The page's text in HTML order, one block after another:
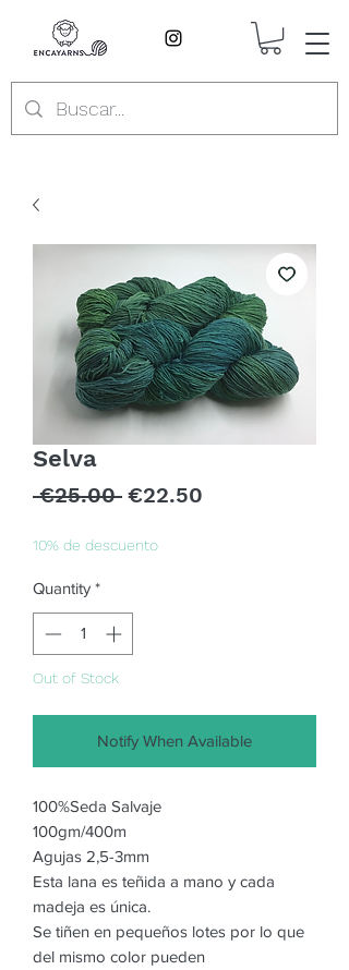
Selva
€25.00 Regular
€22.50
10% de descuento
Quantity *
Out of Stock
Notify When Available
100%Seda Salvaje
100gm/400m
Agujas 2,5-3mm
Esta lana es teñida a mano y cada
madeja es única.
Se tiñen en pequeños lotes por lo que
del mismo color pueden